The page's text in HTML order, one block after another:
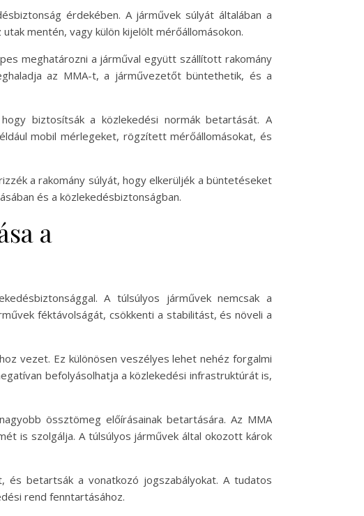
érdekében. A járművek súlyát általában a
mentén, vagy külön kijelölt mérőállomásokon.
meghatározni a járműval együtt szállított rakomány
az MMA-t, a járművezetőt büntethetik, és a
biztosítsák a közlekedési normák betartását. A
mobil mérlegeket, rögzített mérőállomásokat, és
a rakomány súlyát, hogy elkerüljék a büntetéseket
és a közlekedésbiztonságban.
a
A túlsúlyos járművek nemcsak a
féktávolságát, csökkenti a stabilitást, és növeli a
vezet. Ez különösen veszélyes lehet nehéz forgalmi
befolyásolhatja a közlekedési infrastruktúrát is,
össztömeg előírásainak betartására. Az MMA
is szolgálja. A túlsúlyos járművek által okozott károk
betartsák a vonatkozó jogszabályokat. A tudatos
rend fenntartásához.